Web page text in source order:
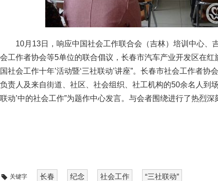
10月13日，响应中国社会工作联合会（吉林）培训中心、
会工作者协会等5单位的联合倡议，长春市汽车产业开发区在红
国社会工作十年’活动暨‘三社联动’讲座”。长春市社会工作者
负责人及来自街道、社区、社会组织、社工机构的50余名人到
联动’中的社会工作”为题作中心发言。与会者围绕进行了热烈深
关键字 长春 纪念 社会工作 “三社联动”